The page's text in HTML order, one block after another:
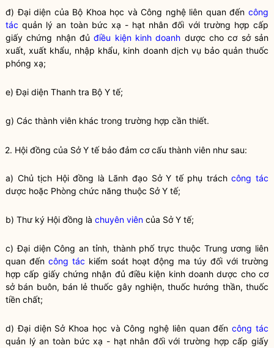
đ) Đại diện của Bộ Khoa học và Công nghệ liên quan đến công
tác quản lý an toàn bức xạ - hạt nhân đối với trường hợp cấp
giấy chứng nhận đủđiều kiện kinh doanh dược cho cơ sở sản
xuất, xuất khẩu, nhập khẩu, kinh doanh dịch vụ bảo quản thuốc
phóng xạ;
e) Đại diện Thanh tra Bộ Y tế;
g) Các thành viên khác trong trường hợp cần thiết.
2. Hội đồng của Sở Y tế bảo đảm cơ cấu thành viên như sau:
a) Chủ tịch Hội đồng là Lãnh đạo Sở Y tế phụ tráchcông tác
dược hoặc Phòng chức năng thuộc Sở Y tế;
b) Thư ký Hội đồng là chuyên viên của Sở Y tế;
c) Đại diện Công an tỉnh, thành phố trực thuộc Trung ương liên
quan đến công tác kiểm soát hoạt động ma túy đối với trường
hợp cấp giấy chứng nhận đủ điều kiện kinh doanh dược cho cơ
sở bán buôn, bán lẻ thuốc gây nghiện, thuốc hướng thần, thuốc
tiền chất;
d) Đại diện Sở Khoa học và Công nghệ liên quan đếncông tác
quản lý an toàn bức xạ - hạt nhân đối với trường hợp cấp giấy